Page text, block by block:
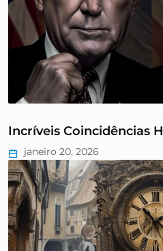
Incríveis Coincidências
janeiro 20, 2026